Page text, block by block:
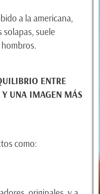
a la americana,
suele
ENTRE
UNA IMAGEN MÁS
como: